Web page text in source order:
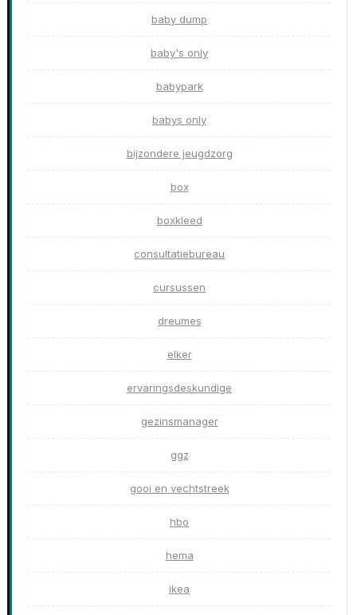
baby dump
baby's only
babypark
babys only
bijzondere jeugdzorg
box
boxkleed
consultatiebureau
cursussen
dreumes
elker
ervaringsdeskundige
gezinsmanager
ggz
gooi en vechtstreek
hbo
hema
ikea